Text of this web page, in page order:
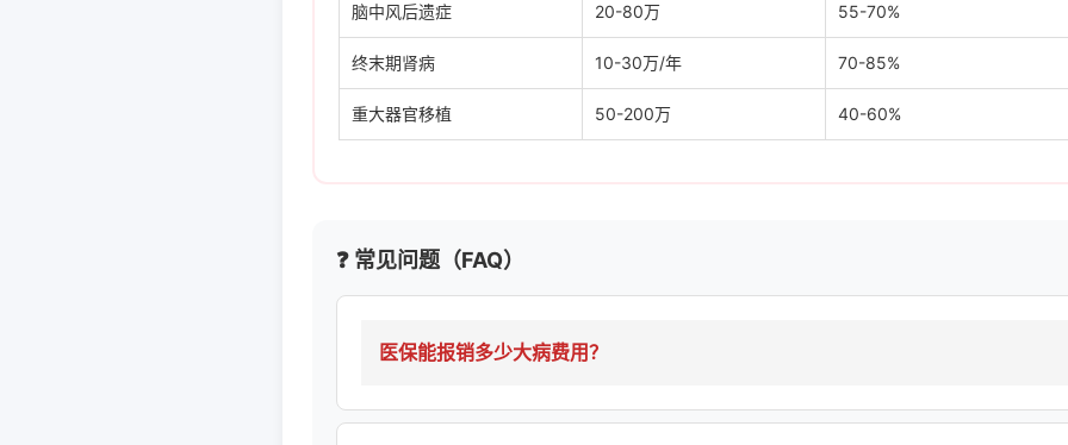
脑中风后遗症 20-80万 55-70%
终末期肾病 10-30万/年 70-85%
重大器官移植 50-200万 40-60%
❓ 常见问题（FAQ）
医保能报销多少大病费用？